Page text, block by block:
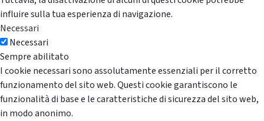
influire sulla tua esperienza di navigazione.
Necessari
Necessari
Sempre abilitato
I cookie necessari sono assolutamente essenziali per il corretto
funzionamento del sito web. Questi cookie garantiscono le
funzionalità di base e le caratteristiche di sicurezza del sito web,
in modo anonimo.